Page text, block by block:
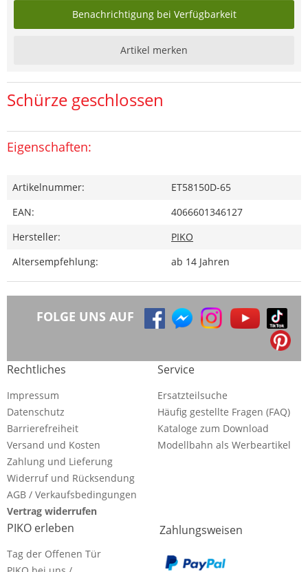
Benachrichtigung bei Verfügbarkeit
Artikel merken
Schürze geschlossen
Eigenschaften:
Artikelnummer:
ET58150D-65
EAN:
4066601346127
Hersteller:
PIKO
Altersempfehlung:
ab 14 Jahren
FOLGE UNS AUF
Rechtliches
Impressum
Datenschutz
Barrierefreiheit
Versand und Kosten
Zahlung und Lieferung
Widerruf und Rücksendung
AGB / Verkaufsbedingungen
Vertrag widerrufen
Service
Ersatzteilsuche
Häufig gestellte Fragen (FAQ)
Kataloge zum Download
Modellbahn als Werbeartikel
PIKO erleben
Tag der Offenen Tür
Zahlungsweisen